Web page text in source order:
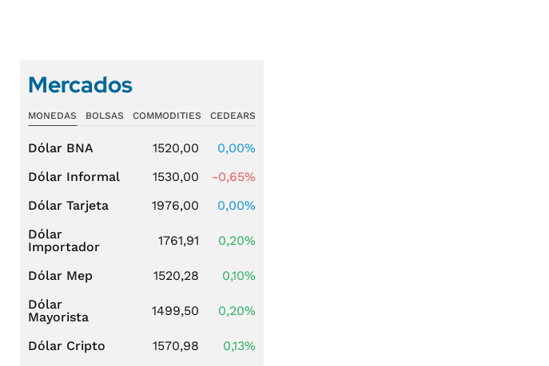
Mercados
MONEDAS BOLSAS COMMODITIES CEDEARS
Dólar BNA 1520,00
0,00%
Dólar Informal
1530,00
-0,65%
Dólar Tarjeta
1976,00
0,00%
Dólar
Importador
1761,91 0,20%
Dólar Mep 1520,28
0,10%
Dólar
Mayorista
1499,50 0,20%
Dólar Cripto 1570,98
0,13%